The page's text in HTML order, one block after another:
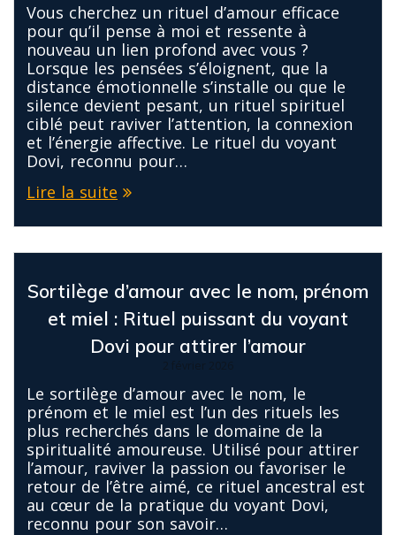
Vous cherchez un rituel d’amour efficace
pour qu’il pense à moi et ressente à
nouveau un lien profond avec vous ?
Lorsque les pensées s’éloignent, que la
distance émotionnelle s’installe ou que le
silence devient pesant, un rituel spirituel
ciblé peut raviver l’attention, la connexion
et l’énergie affective. Le rituel du voyant
Dovi, reconnu pour…
Lire la suite
Sortilège d’amour avec le nom, prénom
et miel : Rituel puissant du voyant
Dovi pour attirer l’amour
Le sortilège d’amour avec le nom, le
prénom et le miel est l’un des rituels les
plus recherchés dans le domaine de la
spiritualité amoureuse. Utilisé pour attirer
l’amour, raviver la passion ou favoriser le
retour de l’être aimé, ce rituel ancestral est
au cœur de la pratique du voyant Dovi,
reconnu pour son savoir…